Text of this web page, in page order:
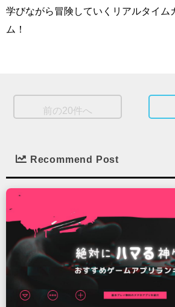
学びながら冒険していくリアルタイム
ム！
前の20件へ
Recommend Post